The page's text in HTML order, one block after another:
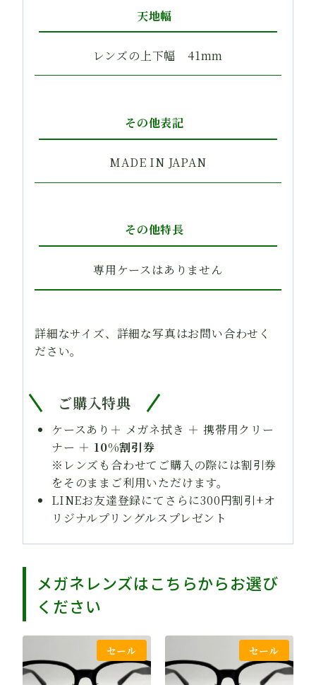
天地幅
レンズの上下幅 41mm
その他表記
MADE IN JAPAN
その他特長
専用ケースはありません
詳細なサイズ、詳細な写真はお問い合わせく
ださい。
ご購入特典
ケースあり＋ メガネ拭き ＋ 携帯用クリー
ナー ＋ 10%割引券
※レンズも合わせてご購入の際には割引券
をそのままご利用いただけます。
LINEお友達登録にてさらに300円割引+オ
リジナルプリングルスプレゼント
メガネレンズはこちらからお選び
ください
セール セール